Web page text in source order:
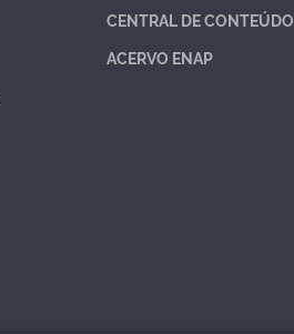
CENTRAL DE CONTEÚDO
ACERVO ENAP